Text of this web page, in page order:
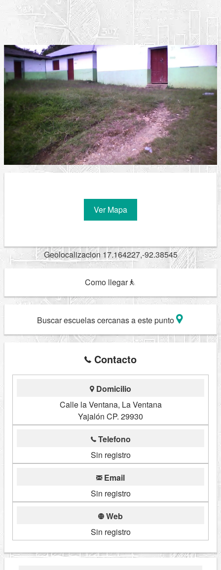
Ver Mapa
Geolocalizacion 17.164227,-92.38545
Como llegar
Buscar escuelas cercanas a este punto
Contacto
Domicilio
Calle la Ventana, La Ventana
Yajalón CP. 29930
Telefono
Sin registro
Email
Sin registro
Web
Sin registro